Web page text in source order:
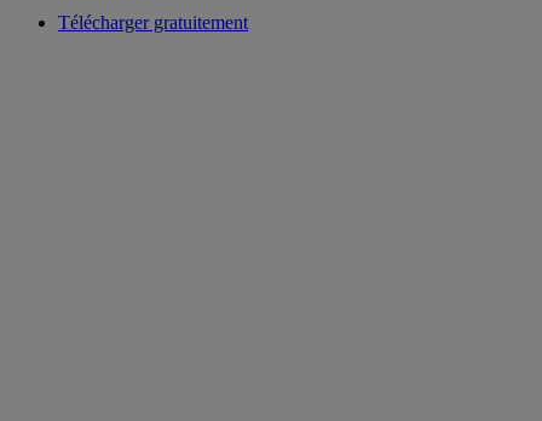
Télécharger gratuitement